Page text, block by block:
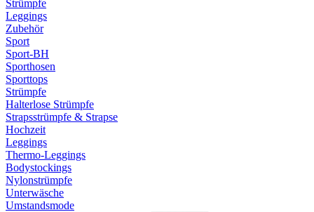
Strümpfe
Leggings
Zubehör
Sport
Sport-BH
Sporthosen
Sporttops
Strümpfe
Halterlose Strümpfe
Strapsstrümpfe & Strapse
Hochzeit
Leggings
Thermo-Leggings
Bodystockings
Nylonstrümpfe
Unterwäsche
Umstandsmode